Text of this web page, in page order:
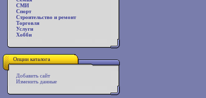
СМИ
Спорт
Строительство и ремонт
Торговля
Услуги
Хобби
Опции каталога
Добавить сайт
Изменить данные